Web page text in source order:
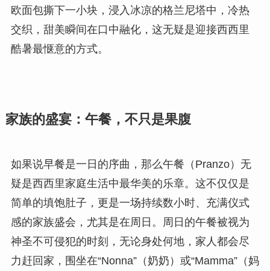
欧面包撕下一小块，浸入冰凉的格兰尼塔中，冷热
交织，甜美瞬间在口中融化，这无疑是迎接西西里
酷暑最惬意的方式。
家族的盛宴：午餐，不只是果腹
如果说早餐是一日的序曲，那么午餐（Pranzo）无
疑是西西里家庭生活中最华美的乐章。这不仅仅是
简单的填饱肚子，更是一场持续数小时、充满仪式
感的家族盛会，尤其是在周日。周日的午餐被视为
神圣不可侵犯的时刻，无论身处何地，家人都会尽
力赶回家，围坐在“Nonna”（奶奶）或“Mamma”（妈